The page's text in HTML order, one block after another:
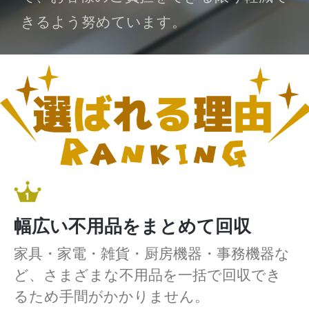
きるよう努めています。
幅広い不用品をまとめて回収
家具・家電・雑貨・厨房機器・事務機器な
ど、さまざまな不用品を一括で回収でき
るため手間がかかりません。